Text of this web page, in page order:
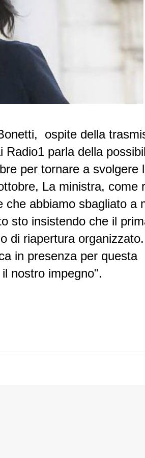
ospite della
Radio1 parla della
per tornare a svolgere
La ministra, come
che abbiamo sbagliato a
sto insistendo che il
di riapertura
in presenza per questa
nostro impegno".